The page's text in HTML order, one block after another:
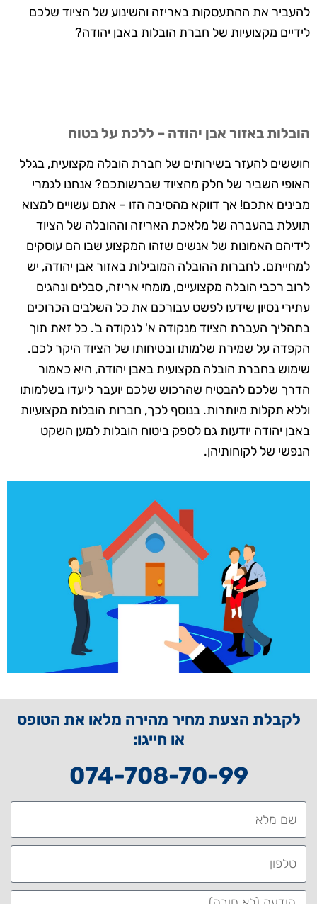
להעביר את ההתעסקות באריזה והשינוע של הציוד שלכם
לידיים מקצועיות של חברת הובלות באבן יהודה?
הובלות באזור אבן יהודה – ללכת על בטוח
חוששים להעזר בשירותים של חברת הובלה מקצועית, בגלל
האופי השביר של חלק מהציוד שברשותכם? אנחנו לגמרי
מבינים אתכם! אך דווקא מהסיבה הזו – אתם עשויים למצוא
תועלת בהעברה של מלאכת האריזה וההובלה של הציוד
לידיהם האמונות של אנשים שזהו המקצוע שבו הם עוסקים
למחייתם. לחברות ההובלה המובילות באזור אבן יהודה, יש
לרוב רכבי הובלה מקצועיים, מומחי אריזה, סבלים ונהגים
עתירי נסיון שידעו לפשט עבורכם את כל השלבים הכרוכים
בתהליך העברת הציוד מנקודה א' לנקודה ב'. כל זאת תוך
הקפדה על שמירת שלמותו ובטיחותו של הציוד היקר לכם.
שימוש בחברת הובלה מקצועית באבן יהודה, היא כאמור
הדרך שלכם להבטיח שהרכוש שלכם יועבר ליעדו בשלמותו
וללא תקלות מיותרות. בנוסף לכך, חברות הובלות מקצועיות
באבן יהודה יודעות גם לספק ביטוח הובלות למען השקט
הנפשי של לקוחותיהן.
לקבלת הצעת מחיר מהירה מלאו את הטופס
או חייגו:
074-708-70-99